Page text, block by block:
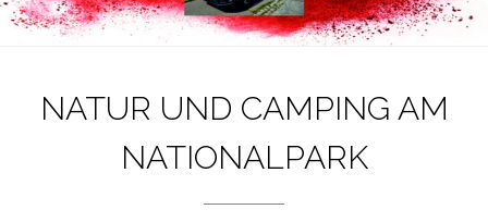
NATUR UND CAMPING AM
NATIONALPARK